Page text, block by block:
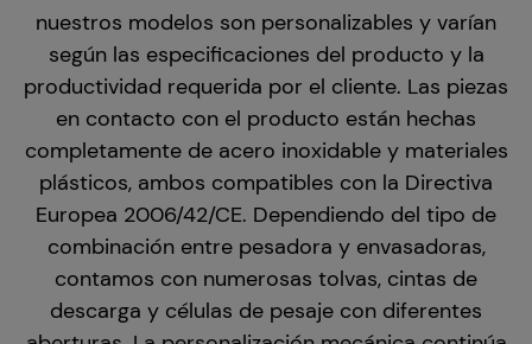
nuestros modelos son personalizables y varían
según las especificaciones del producto y la
productividad requerida por el cliente. Las piezas
en contacto con el producto están hechas
completamente de acero inoxidable y materiales
plásticos, ambos compatibles con la Directiva
Europea 2006/42/CE. Dependiendo del tipo de
combinación entre pesadora y envasadoras,
contamos con numerosas tolvas, cintas de
descarga y células de pesaje con diferentes